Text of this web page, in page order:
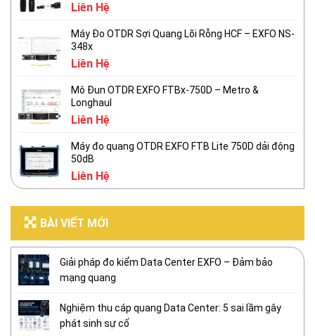
Liên Hệ
Máy Đo OTDR Sợi Quang Lõi Rỗng HCF – EXFO NS-
348x
Liên Hệ
Mô Đun OTDR EXFO FTBx-750D – Metro &
Longhaul
Liên Hệ
Máy đo quang OTDR EXFO FTB Lite 750D dải động
50dB
Liên Hệ
BÀI VIẾT MỚI
Giải pháp đo kiểm Data Center EXFO – Đảm bảo
mạng quang
Nghiệm thu cáp quang Data Center: 5 sai lầm gây
phát sinh sự cố